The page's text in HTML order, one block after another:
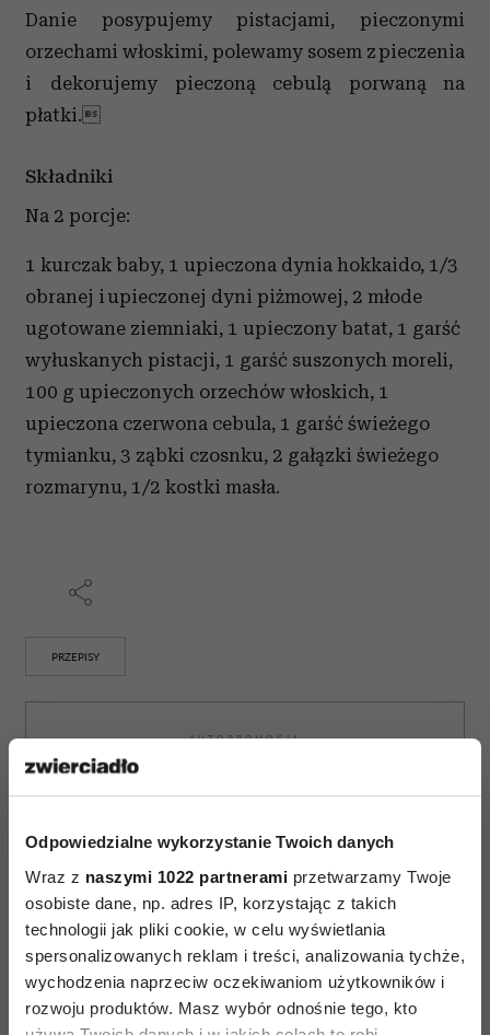
Odpowiedzialne wykorzystanie Twoich danych
Wraz z naszymi 1022 partnerami przetwarzamy Twoje
osobiste dane, np. adres IP, korzystając z takich
technologii jak pliki cookie, w celu wyświetlania
spersonalizowanych reklam i treści, analizowania tychże,
wychodzenia naprzeciw oczekiwaniom użytkowników i
rozwoju produktów. Masz wybór odnośnie tego, kto
Danie posypujemy pistacjami, pieczonymi
orzechami włoskimi, polewamy sosem z pieczenia
i dekorujemy pieczoną cebulą porwaną na
płatki.
Składniki
Na 2 porcje:
1 kurczak baby, 1 upieczona dynia hokkaido, 1/3
obranej i upieczonej dyni piżmowej, 2 młode
ugotowane ziemniaki, 1 upieczony batat, 1 garść
wyłuskanych pistacji, 1 garść suszonych moreli,
100 g upieczonych orzechów włoskich, 1
upieczona czerwona cebula, 1 garść świeżego
tymianku, 3 ząbki czosnku, 2 gałązki świeżego
rozmarynu, 1/2 kostki masła.
PRZEPISY
AUTOPROMOCJA